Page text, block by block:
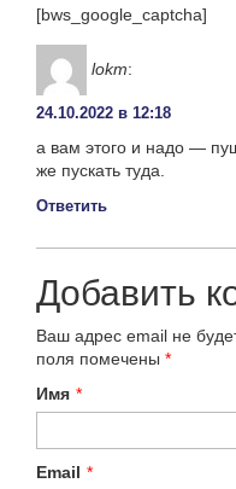
[bws_google_captcha]
lokm:
24.10.2022 в 12:18
а вам этого и надо —
же пускать туда.
Ответить
Добавить
Ваш адрес email не
поля помечены *
Имя *
Email *